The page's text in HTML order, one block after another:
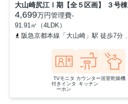
大山崎尻江Ⅰ期【全５区画】 ３号棟
4,699万円管理費-
91.91㎡（4LDK）
阪急京都本線「大山崎」駅 徒歩7分
TVモニタ
付きインタ
ーホン
カウンター
キッチン
浴室乾燥機